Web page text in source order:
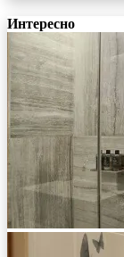
Интересно